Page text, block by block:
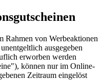
Rahmen von Werbeaktionen
ausgegeben
erworben werden
können nur im Online-
Zeitraum eingelöst